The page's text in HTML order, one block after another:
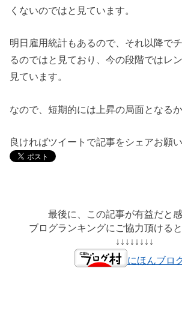
くないのではと見ています。
明日雇用統計もあるので、それ以降で
るのではと見ており、今の段階ではレ
見ています。
なので、短期的には上昇の局面となる
良ければツイートで記事をシェアお願い
最後に、この記事が有益だと感
ブログランキングにご協力頂けると
↓↓↓↓↓↓↓↓
にほんブロ